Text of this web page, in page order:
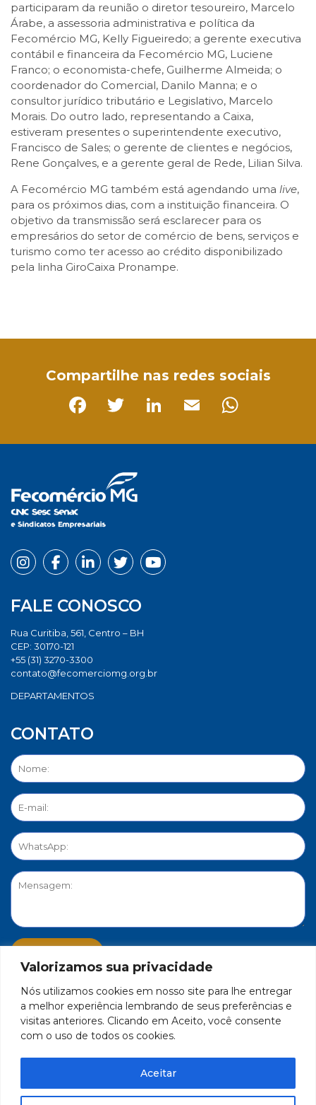
Valorizamos sua privacidade
Nós utilizamos cookies em nosso site para lhe entregar
a melhor experiência lembrando de seus preferências e
visitas anteriores. Clicando em Aceito, você consente
com o uso de todos os cookies.
Aceitar
participaram da reunião o diretor tesoureiro, Marcelo
Árabe, a assessoria administrativa e política da
Fecomércio MG, Kelly Figueiredo; a gerente executiva
contábil e financeira da Fecomércio MG, Luciene
Franco; o economista-chefe, Guilherme Almeida; o
coordenador do Comercial, Danilo Manna; e o
consultor jurídico tributário e Legislativo, Marcelo
Morais. Do outro lado, representando a Caixa,
estiveram presentes o superintendente executivo,
Francisco de Sales; o gerente de clientes e negócios,
Rene Gonçalves, e a gerente geral de Rede, Lilian Silva.
A Fecomércio MG também está agendando uma live,
para os próximos dias, com a instituição financeira. O
objetivo da transmissão será esclarecer para os
empresários do setor de comércio de bens, serviços e
turismo como ter acesso ao crédito disponibilizado
pela linha GiroCaixa Pronampe.
Compartilhe nas redes sociais
FALE CONOSCO
Rua Curitiba, 561, Centro – BH
CEP: 30170-121
+55 (31) 3270-3300
contato@fecomerciomg.org.br
DEPARTAMENTOS
CONTATO
PORTAL DE PRIVACIDADE
17.271.982/0001-59